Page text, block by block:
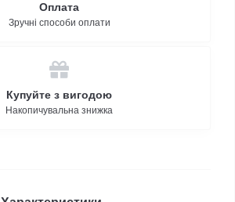
Оплата
Зручні способи оплати
Купуйте з вигодою
Накопичувальна знижка